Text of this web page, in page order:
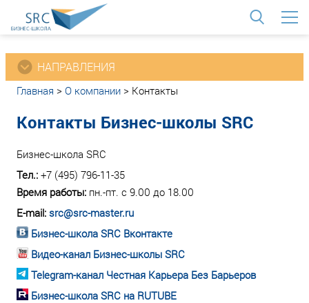
НАПРАВЛЕНИЯ
Главная > О компании > Контакты
Контакты Бизнес-школы SRC
Бизнес-школа SRC
Тел.: +7 (495) 796-11-35
Время работы: пн.-пт. с 9.00 до 18.00
E-mail: src@src-master.ru
Бизнес-школа SRC Вконтакте
Видео-канал Бизнес-школы SRC
Telegram-канал Честная Карьера Без Барьеров
Бизнес-школа SRC на RUTUBE